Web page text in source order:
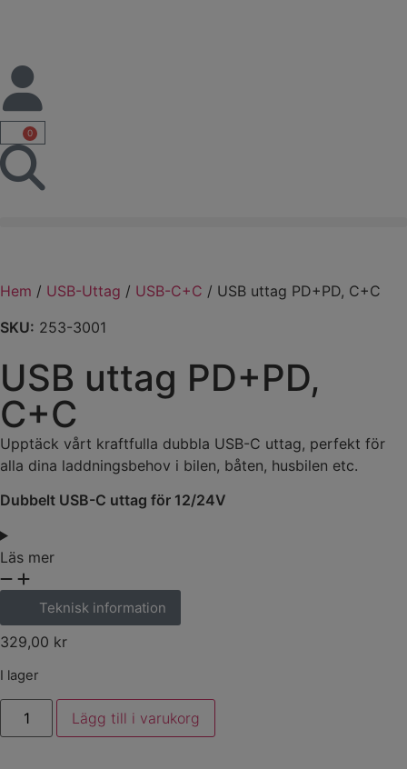
0
Hem / USB-Uttag / USB-C+C / USB uttag PD+PD, C+C
SKU: 253-3001
USB uttag PD+PD,
C+C
Upptäck vårt kraftfulla dubbla USB-C uttag, perfekt för
alla dina laddningsbehov i bilen, båten, husbilen etc.
Dubbelt USB-C uttag för 12/24V
Läs mer
Teknisk information
329,00 kr
I lager
Lägg till i varukorg